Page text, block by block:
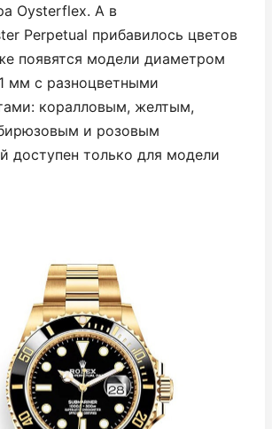
Oysterflex. А в
Perpetual прибавилось цветов
появятся модели диаметром
мм с разноцветными
коралловым, желтым,
и розовым
доступен только для модели